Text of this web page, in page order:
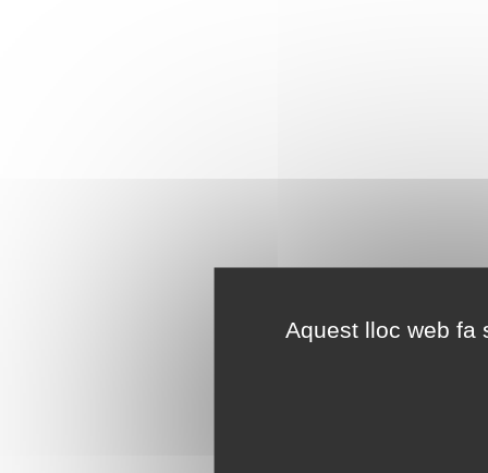
Aquest lloc web fa